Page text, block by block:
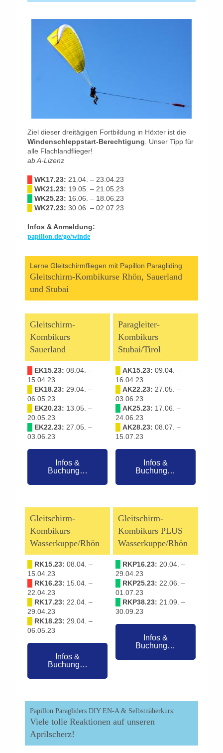
Ziel dieser dreitägigen Fortbildung in Höxter ist die
Windenschleppstart-Berechtigung . Unser Tipp für
alle Flachlandflieger!
ab A-Lizenz
WK17.23: 21.04. – 23.04.23
WK21.23: 19.05. – 21.05.23
WK25.23: 16.06. – 18.06.23
WK27.23: 30.06. – 02.07.23
Infos & Anmeldung:
papillon.de/go/winde
Lerne Gleitschirmfliegen mit Papillon Paragliding
Gleitschirm-Kombikurse Rhön, Sauerland
und Stubai
Gleitschirm-
Kombikurs
Sauerland
EK15.23: 08.04. –
15.04.23
EK18.23: 29.04. –
06.05.23
EK20.23: 13.05. –
20.05.23
EK22.23: 27.05. –
03.06.23
Infos &
Buchung…
Paragleiter-
Kombikurs
Stubai/Tirol
AK15.23: 09.04. –
16.04.23
AK22.23: 27.05. –
03.06.23
AK25.23: 17.06. –
24.06.23
AK28.23: 08.07. –
15.07.23
Infos &
Buchung…
Gleitschirm-
Kombikurs
Wasserkuppe/Rhön
RK15.23: 08.04. –
15.04.23
RK16.23: 15.04. –
22.04.23
RK17.23: 22.04. –
29.04.23
RK18.23: 29.04. –
06.05.23
Infos &
Buchung…
Gleitschirm-
Kombikurs PLUS
Wasserkuppe/Rhön
RKP16.23: 20.04. –
29.04.23
RKP25.23: 22.06. –
01.07.23
RKP38.23: 21.09. –
30.09.23
Infos &
Buchung…
Papillon Paragliders DIY EN-A & Selbstnäherkurs:
Viele tolle Reaktionen auf unseren
Aprilscherz!